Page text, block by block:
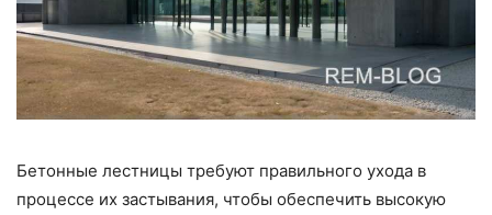
Бетонные лестницы требуют правильного ухода в
процессе их застывания, чтобы обеспечить высокую